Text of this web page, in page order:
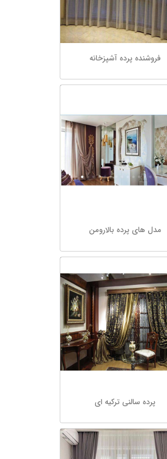
فروشنده پرده آشپزخانه
مدل های پرده بالارومن
پرده سالنی ترکیه ای